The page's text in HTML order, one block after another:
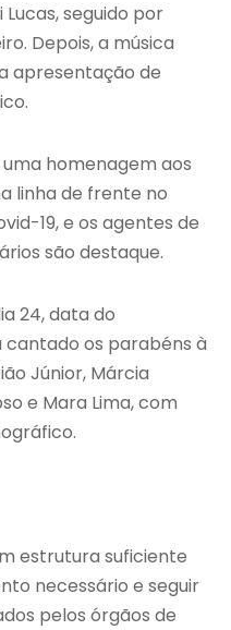
Lucas, seguido por
Depois, a música
apresentação de
homenagem aos
linha de frente no
19, e os agentes de
são destaque.
24, data do
cantado os parabéns à
Júnior, Márcia
e Mara Lima, com
estrutura suficiente
necessário e seguir
pelos órgãos de